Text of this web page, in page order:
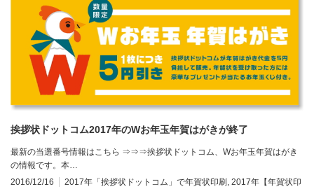
挨拶状ドットコム2017年のWお年玉年賀はがきが終了
最新の当選番号情報はこちら ⇒⇒⇒挨拶状ドットコム、Wお年玉年賀はがき
の情報です。本…
2016/12/16
2017年「挨拶状ドットコム」で年賀状印刷 , 2017年【年賀状印